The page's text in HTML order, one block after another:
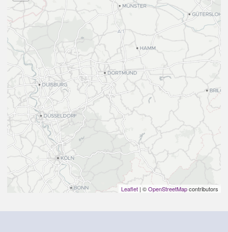
Leaflet | ©OpenStreetMapcontributors